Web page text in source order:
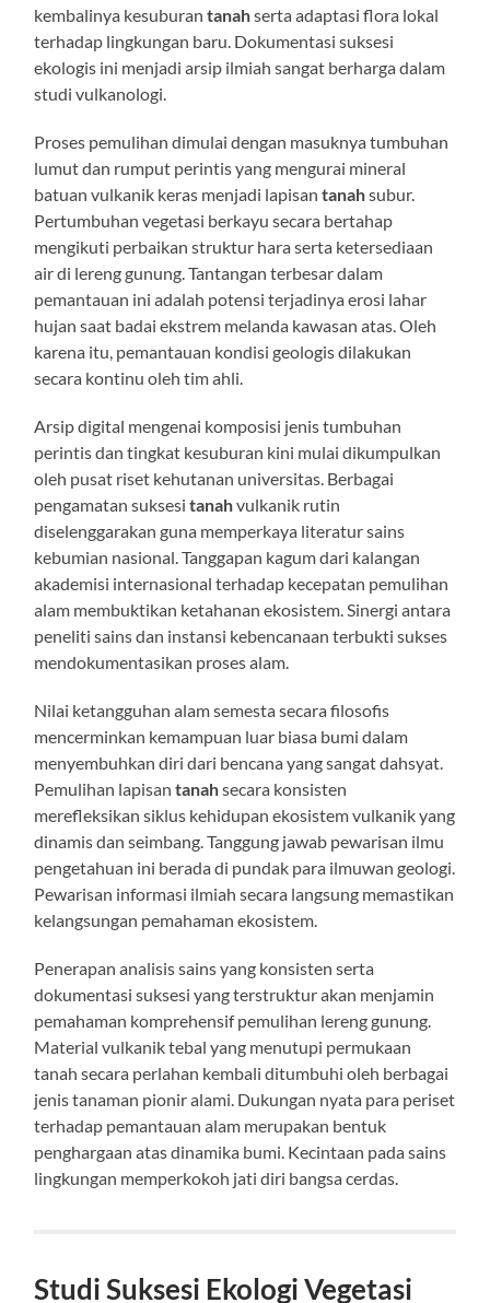
kembalinya kesuburantanahserta adaptasi flora lokal
terhadap lingkungan baru. Dokumentasi suksesi
ekologis ini menjadi arsip ilmiah sangat berharga dalam
studi vulkanologi.
Proses pemulihan dimulai dengan masuknya tumbuhan
lumut dan rumput perintis yang mengurai mineral
batuan vulkanik keras menjadi lapisantanahsubur.
Pertumbuhan vegetasi berkayu secara bertahap
mengikuti perbaikan struktur hara serta ketersediaan
air di lereng gunung. Tantangan terbesar dalam
pemantauan ini adalah potensi terjadinya erosi lahar
hujan saat badai ekstrem melanda kawasan atas. Oleh
karena itu, pemantauan kondisi geologis dilakukan
secara kontinu oleh tim ahli.
Arsip digital mengenai komposisi jenis tumbuhan
perintis dan tingkat kesuburan kini mulai dikumpulkan
oleh pusat riset kehutanan universitas. Berbagai
pengamatan suksesitanahvulkanik rutin
diselenggarakan guna memperkaya literatur sains
kebumian nasional. Tanggapan kagum dari kalangan
akademisi internasional terhadap kecepatan pemulihan
alam membuktikan ketahanan ekosistem. Sinergi antara
peneliti sains dan instansi kebencanaan terbukti sukses
mendokumentasikan proses alam.
Nilai ketangguhan alam semesta secara filosofis
mencerminkan kemampuan luar biasa bumi dalam
menyembuhkan diri dari bencana yang sangat dahsyat.
Pemulihan lapisantanahsecara konsisten
merefleksikan siklus kehidupan ekosistem vulkanik yang
dinamis dan seimbang. Tanggung jawab pewarisan ilmu
pengetahuan ini berada di pundak para ilmuwan geologi.
Pewarisan informasi ilmiah secara langsung memastikan
kelangsungan pemahaman ekosistem.
Penerapan analisis sains yang konsisten serta
dokumentasi suksesi yang terstruktur akan menjamin
pemahaman komprehensif pemulihan lereng gunung.
Material vulkanik tebal yang menutupi permukaan
tanah secara perlahan kembali ditumbuhi oleh berbagai
jenis tanaman pionir alami. Dukungan nyata para periset
terhadap pemantauan alam merupakan bentuk
penghargaan atas dinamika bumi. Kecintaan pada sains
lingkungan memperkokoh jati diri bangsa cerdas.
Studi Suksesi Ekologi Vegetasi